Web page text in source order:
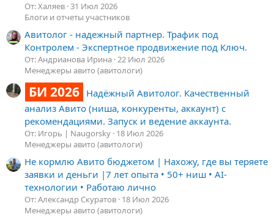
От: Халяев 31 Июл 2026
Блоги и отчеты участников
Авитолог - надежный партнер. Трафик под
Контролем - Экспертное продвижение под Ключ.
От: Андрианова Ирина 22 Июл 2026
Менеджеры авито (авитологи)
БИ 2026 Надёжный Авитолог. Качественный
анализ Авито (ниша, конкуренты, аккаунт) с
рекомендациями. Запуск и ведение аккаунта.
От: Игорь | Naugorsky 18 Июл 2026
Менеджеры авито (авитологи)
Не кормлю Авито бюджетом | Нахожу, где вы теряете
заявки и деньги |7 лет опыта • 50+ ниш • AI-
технологии • Работаю лично
От: Александр Скуратов 18 Июл 2026
Менеджеры авито (авитологи)